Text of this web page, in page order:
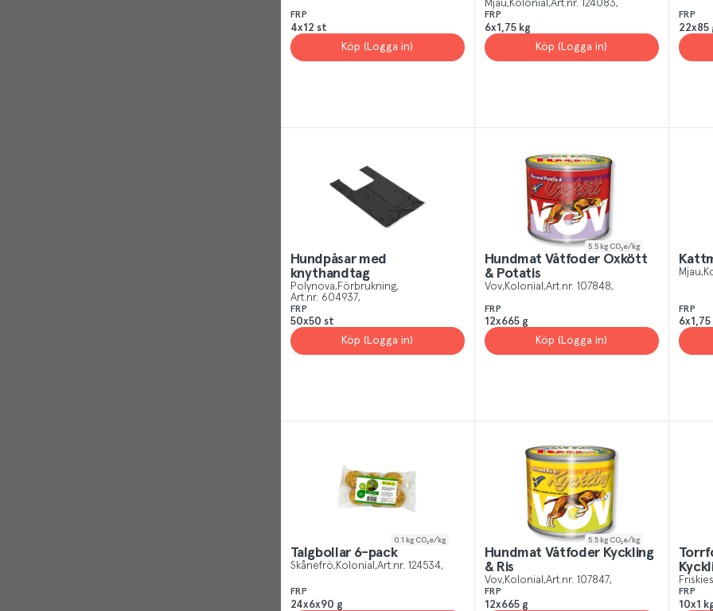
FRP
4x12 st
Köp (Logga in)
Mjau Kolonial Art.nr. 124083
FRP
6x1,75 kg
Köp (Logga in)
FRP
22x85
Hundpåsar med
knythandtag
Polynova Förbrukning
Art.nr. 604937
FRP
50x50 st
Köp (Logga in)
5.5 kg CO₂e/kg
Hundmat Våtfoder Oxkött
& Potatis
Vov Kolonial Art.nr. 107848
FRP
12x665 g
Köp (Logga in)
Mjau
FRP
6x1,75
0.1 kg CO₂e/kg
Talgbollar 6-pack
Skånefrö Kolonial Art.nr. 124534
FRP
24x6x90 g
5.5 kg CO₂e/kg
Hundmat Våtfoder Kyckling
& Ris
Vov Kolonial Art.nr. 107847
FRP
12x665 g
Friskies
FRP
10x1